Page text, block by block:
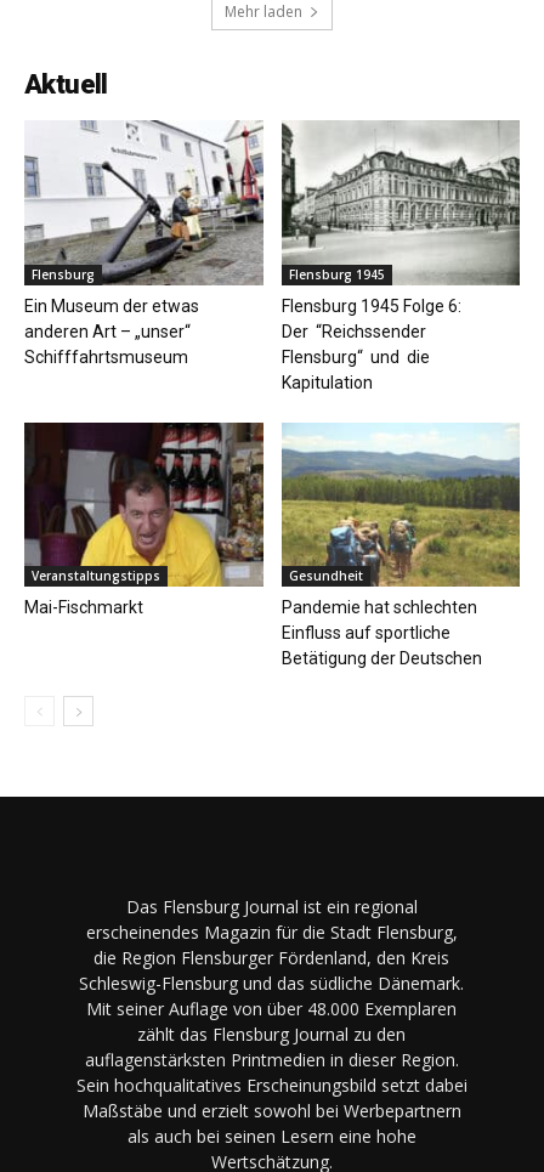
Mehr laden
Aktuell
Flensburg
Ein Museum der etwas
anderen Art – „unser“
Schifffahrtsmuseum
Flensburg 1945
Flensburg 1945 Folge 6:
Der “Reichssender
Flensburg“ und die
Kapitulation
Veranstaltungstipps
Mai-Fischmarkt
Gesundheit
Pandemie hat schlechten
Einfluss auf sportliche
Betätigung der Deutschen
Das Flensburg Journal ist ein regional
erscheinendes Magazin für die Stadt Flensburg,
die Region Flensburger Fördenland, den Kreis
Schleswig-Flensburg und das südliche Dänemark.
Mit seiner Auflage von über 48.000 Exemplaren
zählt das Flensburg Journal zu den
auflagenstärksten Printmedien in dieser Region.
Sein hochqualitatives Erscheinungsbild setzt dabei
Maßstäbe und erzielt sowohl bei Werbepartnern
als auch bei seinen Lesern eine hohe
Wertschätzung.